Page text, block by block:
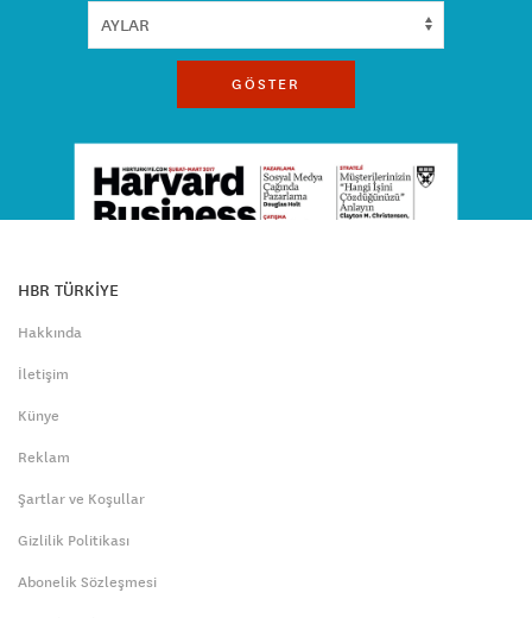
GÖSTER
HBR TÜRKİYE
Hakkında
İletişim
Künye
Reklam
Şartlar ve Koşullar
Gizlilik Politikası
Abonelik Sözleşmesi